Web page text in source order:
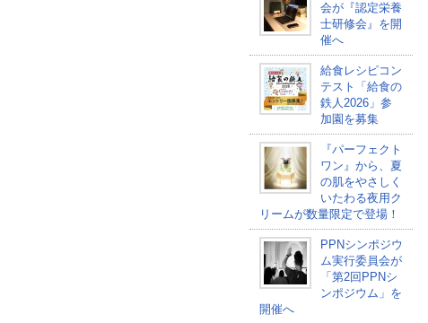
会が『認定栄養
士研修会』を開
催へ
給食レシピコン
テスト「給食の
鉄人2026」参
加園を募集
『パーフェクト
ワン』から、夏
の肌をやさしく
いたわる夜用ク
リームが数量限定で登場！
PPNシンポジウ
ム実行委員会が
「第2回PPNシ
ンポジウム」を
開催へ